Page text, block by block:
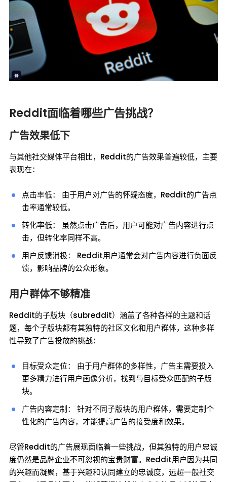
Reddit面临着哪些广告挑战？
广告效果低下
与其他社交媒体平台相比，Reddit的广告效果普遍较低，主要
表现在：
点击率低： 由于用户对广告的怀疑态度，Reddit的广告点
击率通常较低。
转化率低： 虽然点击广告后，用户可能对广告内容进行点
击，但转化率同样不高。
用户反馈消极： Reddit用户通常会对广告内容进行负面反
馈，影响品牌的公众形象。
用户群体不够精准
Reddit的子版块（subreddit）涵盖了各种各样的主题和话
题，每个子版块都有其独特的社区文化和用户群体，这种多样
性导致了广告投放的挑战：
目标受众定位： 由于用户群体的多样性，广告主需要投入
更多精力进行用户画像分析，找到与目标受众匹配的子版
块。
广告内容定制： 针对不同子版块的用户群体，需要定制个
性化的广告内容，才能提高广告的接受度和效果。
尽管Reddit的广告展现面临着一些挑战，但其独特的用户忠诚
度仍然是品牌企业不可忽视的宝贵财富。Reddit用户因为共同
的兴趣而凝聚，基于兴趣和认同建立的忠诚度，远超一般社交